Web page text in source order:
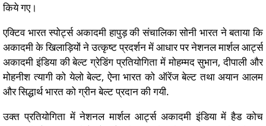
किये गए।
एक्टिव भारत स्पोर्ट्स अकादमी हापुड़ की संचालिका सोनी भारत ने बताया कि
अकादमी के खिलाड़ियों ने उत्कृष्ट प्रदर्शन में आधार पर नेशनल मार्शल आर्ट्स
अकादमी इंडिया की बेल्ट ग्रेडिंग प्रतियोगिता में मोहम्मद सुभान, दीपाली और
मोहनीश त्यागी को येलो बेल्ट, ऐना भारत को ऑरेंज बेल्ट तथा अयान आलम
और सिद्धार्थ भारत को ग्रीन बेल्ट प्रदान की गयी.
उक्त प्रतियोगिता में नेशनल मार्शल आर्ट्स अकादमी इंडिया में हैड कोच